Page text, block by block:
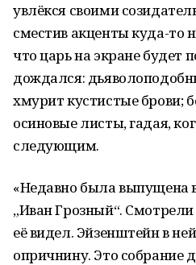
увлёкся своими
сместив акценты куда-то
что царь на экране будет
дождался:
хмурит кустистые брови;
осиновые листы, гадая,
следующим.
«Недавно была выпущена
„Иван Грозный“.
её видел. Эйзенштейн в
опричнину. Это собрание